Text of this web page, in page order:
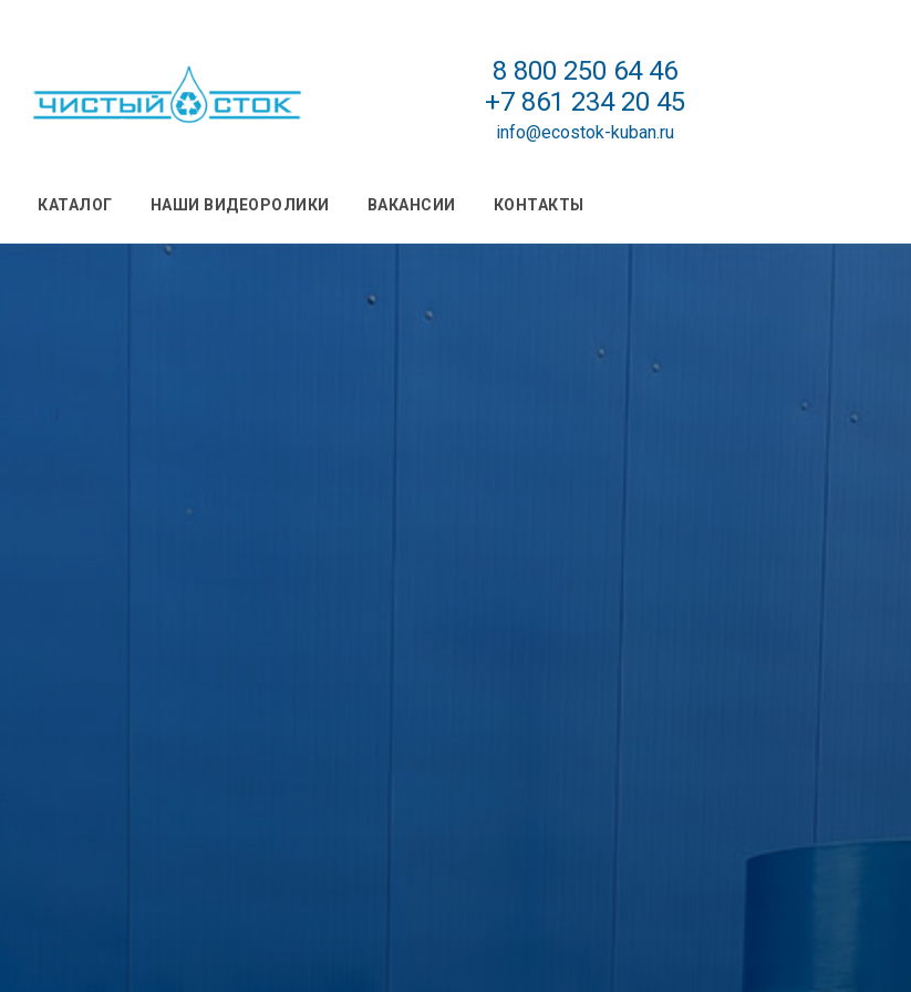
8 800 250 64 46
+7 861 234 20 45
info@ecostok-kuban.ru
КАТАЛОГ НАШИ ВИДЕОРОЛИКИ ВАКАНСИИ КОНТАКТЫ